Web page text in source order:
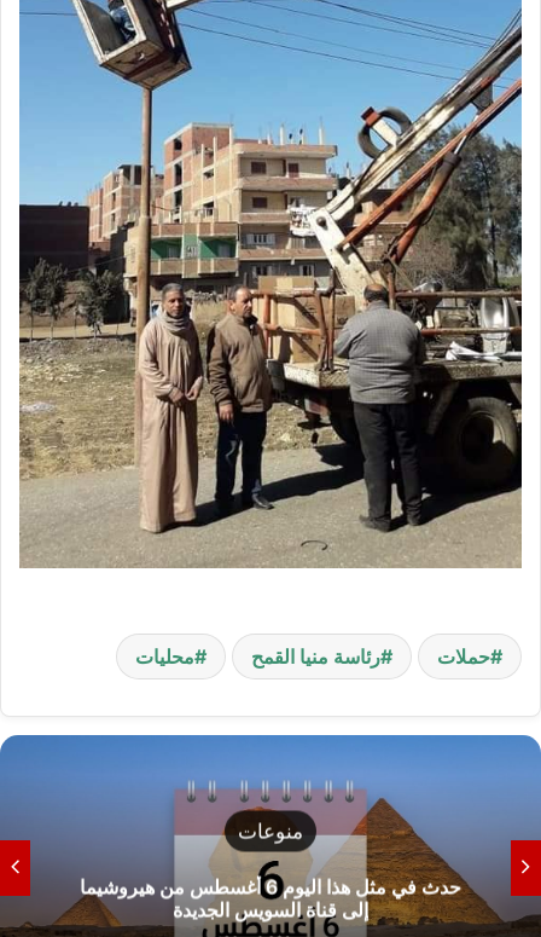
حملات رئاسة منيا القمح محليات
منوعات
حدث في مثل هذا اليوم 6 أغسطس من هيروشيما
إلى قناة السويس الجديدة